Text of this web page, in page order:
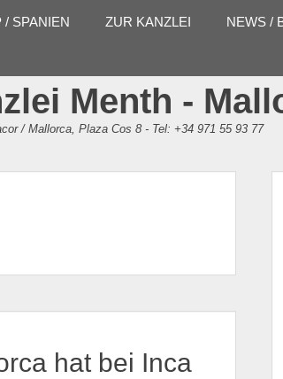
/ SPANIEN ZUR KANZLEI NEWS /
Menth -
/ Mallorca, Plaza Cos 8 - Tel: +34 971 55 93 77
hat bei Inca